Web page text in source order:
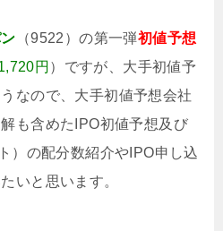
（9522）の第一弾初値予想
円 ）ですが、大手初値予
なので、大手初値予想会社
も含めたIPO初値予想及び
）の配分数紹介やIPO申し込
いと思います。